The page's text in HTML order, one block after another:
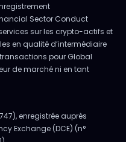
Sector Conduct
sur les crypto-actifs et
en qualité d’intermédiaire
pour Global
de marché ni en tant
enregistrée auprès
Exchange (DCE) (n°